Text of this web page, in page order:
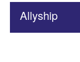
Allyship